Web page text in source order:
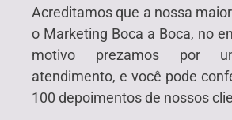
Acreditamos que a nossa
o Marketing Boca a Boca, no
motivo prezamos por
atendimento, e você pode
100 depoimentos de nossos